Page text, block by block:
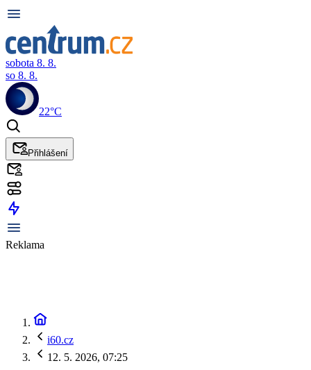
sobota 8. 8.
so 8. 8.
22°C
Přihlášení
Reklama
i60.cz
12. 5. 2026, 07:25